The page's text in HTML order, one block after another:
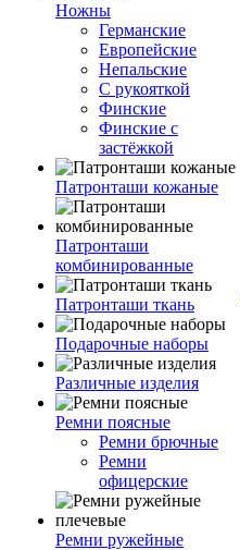
Ножны
Германские
Европейские
Непальские
С рукояткой
Финские
Финские с
застёжкой
Патронташи кожаные
Патронташи
комбинированные
Патронташи ткань
Подарочные наборы
Различные изделия
Ремни поясные
Ремни брючные
Ремни
офицерские
Ремни ружейные